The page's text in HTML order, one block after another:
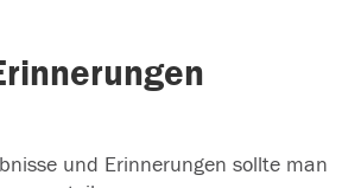
und Erinnerungen sollte man